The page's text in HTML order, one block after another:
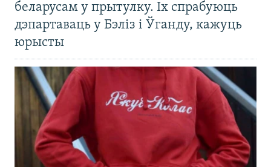
беларусам у прытулку. Іх спрабуюць
дэпартаваць у Бэліз і Ўганду, кажуць
юрысты